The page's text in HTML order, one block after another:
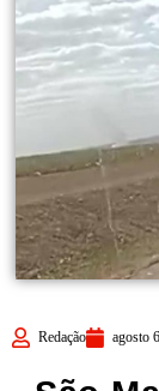
Redação agosto